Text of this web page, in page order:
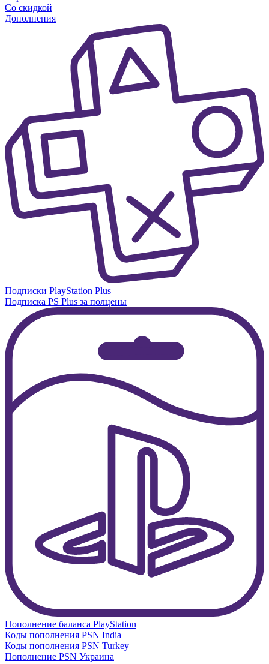
Со скидкой
Дополнения
Подписки PlayStation Plus
Подписка PS Plus за полцены
Пополнение баланса PlayStation
Коды пополнения PSN India
Коды пополнения PSN Turkey
Пополнение PSN Украина